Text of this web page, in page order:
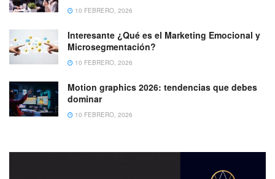
10 FEBRERO, 2026
Interesante ¿Qué es el Marketing Emocional y
Microsegmentación?
10 FEBRERO, 2026
Motion graphics 2026: tendencias que debes
dominar
10 FEBRERO, 2026